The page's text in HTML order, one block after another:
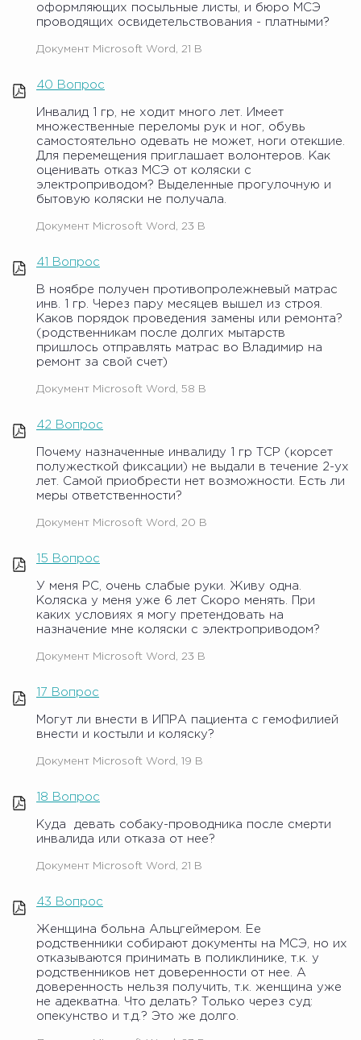
оформляющих посыльные листы, и бюро МСЭ
проводящих освидетельствования - платными?
Документ Microsoft Word, 21 B
40 Вопрос
Инвалид 1 гр, не ходит много лет. Имеет
множественные переломы рук и ног, обувь
самостоятельно одевать не может, ноги отекшие.
Для перемещения приглашает волонтеров. Как
оценивать отказ МСЭ от коляски с
электроприводом? Выделенные прогулочную и
бытовую коляски не получала.
Документ Microsoft Word, 23 B
41 Вопрос
В ноябре получен противопролежневый матрас
инв. 1 гр. Через пару месяцев вышел из строя.
Каков порядок проведения замены или ремонта?
(родственникам после долгих мытарств
пришлось отправлять матрас во Владимир на
ремонт за свой счет)
Документ Microsoft Word, 58 B
42 Вопрос
Почему назначенные инвалиду 1 гр ТСР (корсет
полужесткой фиксации) не выдали в течение 2-ух
лет. Самой приобрести нет возможности. Есть ли
меры ответственности?
Документ Microsoft Word, 20 B
15 Вопрос
У меня РС, очень слабые руки. Живу одна.
Коляска у меня уже 6 лет Скоро менять. При
каких условиях я могу претендовать на
назначение мне коляски с электроприводом?
Документ Microsoft Word, 23 B
17 Вопрос
Могут ли внести в ИПРА пациента с гемофилией
внести и костыли и коляску?
Документ Microsoft Word, 19 B
18 Вопрос
Куда девать собаку-проводника после смерти
инвалида или отказа от нее?
Документ Microsoft Word, 21 B
43 Вопрос
Женщина больна Альцгеймером. Ее
родственники собирают документы на МСЭ, но их
отказываются принимать в поликлинике, т.к. у
родственников нет доверенности от нее. А
доверенность нельзя получить, т.к. женщина уже
не адекватна. Что делать? Только через суд:
опекунство и т.д.? Это же долго.